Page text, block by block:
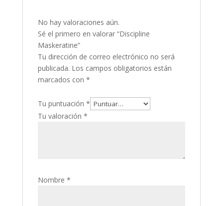
No hay valoraciones aún.
Sé el primero en valorar “Discipline
Maskeratine”
Tu dirección de correo electrónico no será
publicada. Los campos obligatorios están
marcados con *
Tu puntuación *
Tu valoración *
Nombre *